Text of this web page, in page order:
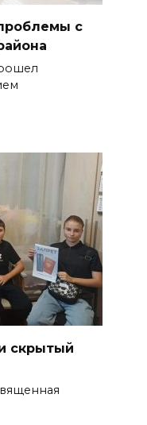
с
скрытый